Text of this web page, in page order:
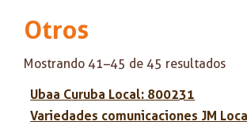
Otros
Mostrando 41–45 de 45 resultados
Ubaa Curuba Local: 800231
Variedades comunicaciones JM